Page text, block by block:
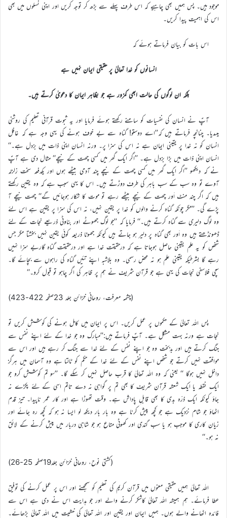
موجود ہیں۔ پس ہمیں بھی چاہیے کہ اس طرف پہلے سے بڑھ کر توجہ کریں اور اپنی نسلوں میں بھی
اس کی اہمیت پیدا کریں۔
اس بات کو بیان فرماتے ہوئے کہ
انسانوں کو خدا تعالیٰ پر حقیقی ایمان نہیں ہے
بلکہ ان لوگوں کی حالت ابھی کمزور ہے جو بظاہر ایمان کا دعویٰ کرتے ہیں۔
آپؑ نے انسان کی نفسیات کو سامنے رکھتے ہوئے فرمایا اور یہ ثبوت قرآنی تعلیم کی روشنی
میںدیا۔ چنانچہ فرماتے ہیں کہ’’اے دوستو! گناہ سے بے خوف ہونے کی یہی وجہ ہے کہ غافل
انسان کو نہ خدا پر یقینی ایمان ہے نہ اس کی سزا پر۔ ورنہ انسان اپنی ذات میں بزدل ہے۔‘‘
انسان اپنی ذات میں بڑا بزدل ہے۔ ’’اگر ایک گھر میں کسی چھت کے نیچے‘‘ مثال دی ہے آپؑ
نے کہ دیکھو ’’اگر ایک گھر میں کسی چھت کے نیچے چند آدمی بیٹھے ہوں اور یکدفعہ سخت زلزلہ
آوے تو وہ سب کے سب باہر کی طرف دوڑتے ہیں۔ اس کا یہی سبب ہے کہ وہ یقین رکھتے
ہیں کہ اگر چند منٹ اَور چھت کے نیچے بیٹھے رہے تو موت کا شکار ہوجائیں گے‘‘ چھت نیچے آ
پڑے گی۔ ’’مگر چونکہ گناہ کرنے والوں کو خدا پر یقین نہیں، نہ اس کی سزا پر یقین ہے اس لئے
وہ لوگ دلیری سے گناہ کرتے ہیں۔‘‘ فرمایا کہ ’’جو لوگ جھوٹے اور بناوٹی ذریعے نجات کے لئے
ڈھونڈھتے ہیں وہ اَور بھی گناہ پر دلیر ہو جاتے ہیں کیونکہ جھوٹا ذریعہ کوئی یقین نہیں بخشتا مگر جس
شخص کو یہ علم یقینی حاصل ہوجاتا ہے کہ درحقیقت خدا ہے اور درحقیقت گناہ گاربے سزا نہیں
رہے گا بشرطیکہ یقینی علم ہو نہ محض رسمی۔ وہ بلاشبہ اپنے تئیں گناہ کی راہوں سے بچائے گا۔
سچی فلاسفی نجات کی یہی ہے جو قرآن شریف نے ہم پر ظاہر کی اگر چاہو تو قبول کرو۔‘‘
(چشمہ معرفت، روحانی خزائن جلد 23صفحہ 422-423)
پس اللہ تعالیٰ کے حکموں پر عمل کریں۔ اس پر ایمان میں کامل ہونے کی کوشش کریں تو
نجات ہے ورنہ بہت مشکل ہے۔ آپؑ فرماتے ہیں:’’مبارک وہ جو خدا کے لئے اپنے نفس سے
جنگ کرتے ہیں اور بدبخت وہ جو اپنے نفس کے لئے خدا سے جنگ کر رہے ہیں اور اس سے
موافقت نہیں کرتے جو شخص اپنے نفس کے لئے خدا کے حکم کو ٹالتا ہے وہ آسمان میں ہرگز
داخل نہیں ہوگا ‘‘ یعنی کہ وہ اللہ تعالیٰ کا قرب حاصل نہیں کر سکے گا۔ ’’سو تم کوشش کرو جو
ایک نقطہ یا ایک شعشہ قرآن شریف کا بھی تم پر گواہی نہ دے تاتم اسی کے لئے پکڑے نہ
جاؤ کیونکہ ایک ذرّہ بدی کا بھی قابلِ پاداش ہے۔ وقت تھوڑا ہے اور کار عمر ناپیدا۔ تیز قدم
اٹھاؤ جو شام نزدیک ہے جو کچھ پیش کرنا ہے وہ بار بار دیکھ لو ایسا نہ ہو کہ کچھ رہ جائے اور
زیان کاری کا موجب ہو یا سب گندی اور کھوٹی متاع ہو جو شاہی دربار میں پیش کرنے کے لائق
نہ ہو۔‘‘
(کشتی نوح، روحانی خزائن جلد19صفحہ 25-26)
اللہ تعالیٰ ہمیں حقیقی معنوں میں قرآن کریم کی تعلیم کو سمجھنے اور اس پر عمل کرنے کی توفیق
عطا فرمائے۔ ہم ہمیشہ اللہ تعالیٰ کاشکر کرنے والے اور جو ہدایت اس نے دی ہے اس سے
فائدہ اٹھانے والے ہوں۔ ہمیں ایمان اور یقین اور اللہ تعالیٰ کی خشیت میں اللہ تعالیٰ بڑھائے۔